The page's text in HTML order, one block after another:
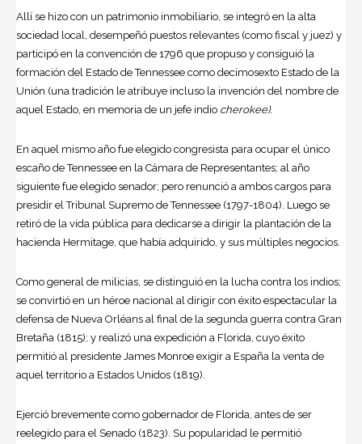
Allí se hizo con un patrimonio inmobiliario, se integró en la alta
sociedad local, desempeñó puestos relevantes (como fiscal y juez) y
participó en la convención de 1796 que propuso y consiguió la
formación del Estado de Tennessee como decimosexto Estado de la
Unión (una tradición le atribuye incluso la invención del nombre de
aquel Estado, en memoria de un jefe indio cherokee).
En aquel mismo año fue elegido congresista para ocupar el único
escaño de Tennessee en la Cámara de Representantes; al año
siguiente fue elegido senador; pero renunció a ambos cargos para
presidir el Tribunal Supremo de Tennessee (1797-1804). Luego se
retiró de la vida pública para dedicarse a dirigir la plantación de la
hacienda Hermitage, que había adquirido, y sus múltiples negocios.
Como general de milicias, se distinguió en la lucha contra los indios;
se convirtió en un héroe nacional al dirigir con éxito espectacular la
defensa de Nueva Orléans al final de la segunda guerra contra Gran
Bretaña (1815); y realizó una expedición a Florida, cuyo éxito
permitió al presidente James Monroe exigir a España la venta de
aquel territorio a Estados Unidos (1819).
Ejerció brevemente como gobernador de Florida, antes de ser
reelegido para el Senado (1823). Su popularidad le permitió